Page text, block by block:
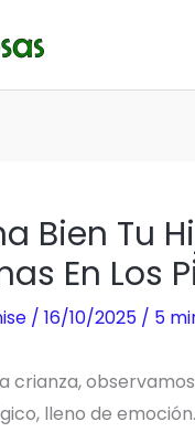
Bien Tu
En Los
/ 16/10/2025 / 5
crianza,
lleno de